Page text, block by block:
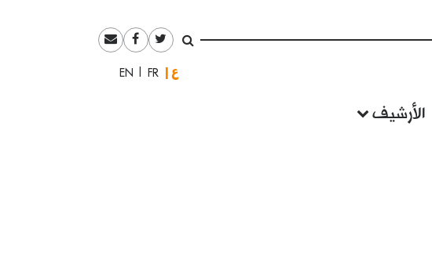
العربيةFrançais
English
الأرشيف